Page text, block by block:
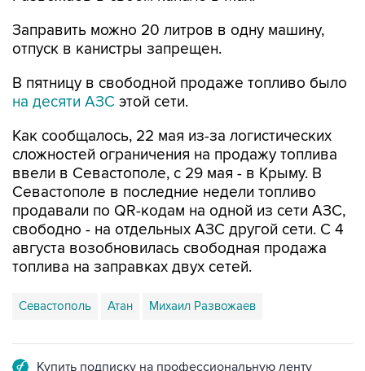
В пятницу в свободной продаже топливо было
Как сообщалось, 22 мая из-за логистических
ввели в Севастополе, с 29 мая - в Крыму. В
Севастополе в последние недели топливо
продавали по QR-кодам на одной из сети АЗС,
свободно - на отдельных АЗС другой сети. С 4
августа возобновилась свободная продажа
топлива на заправках двух сетей.
Севастополь Атан Михаил Развожаев
Подписаться на рассылку главных новостей сайта